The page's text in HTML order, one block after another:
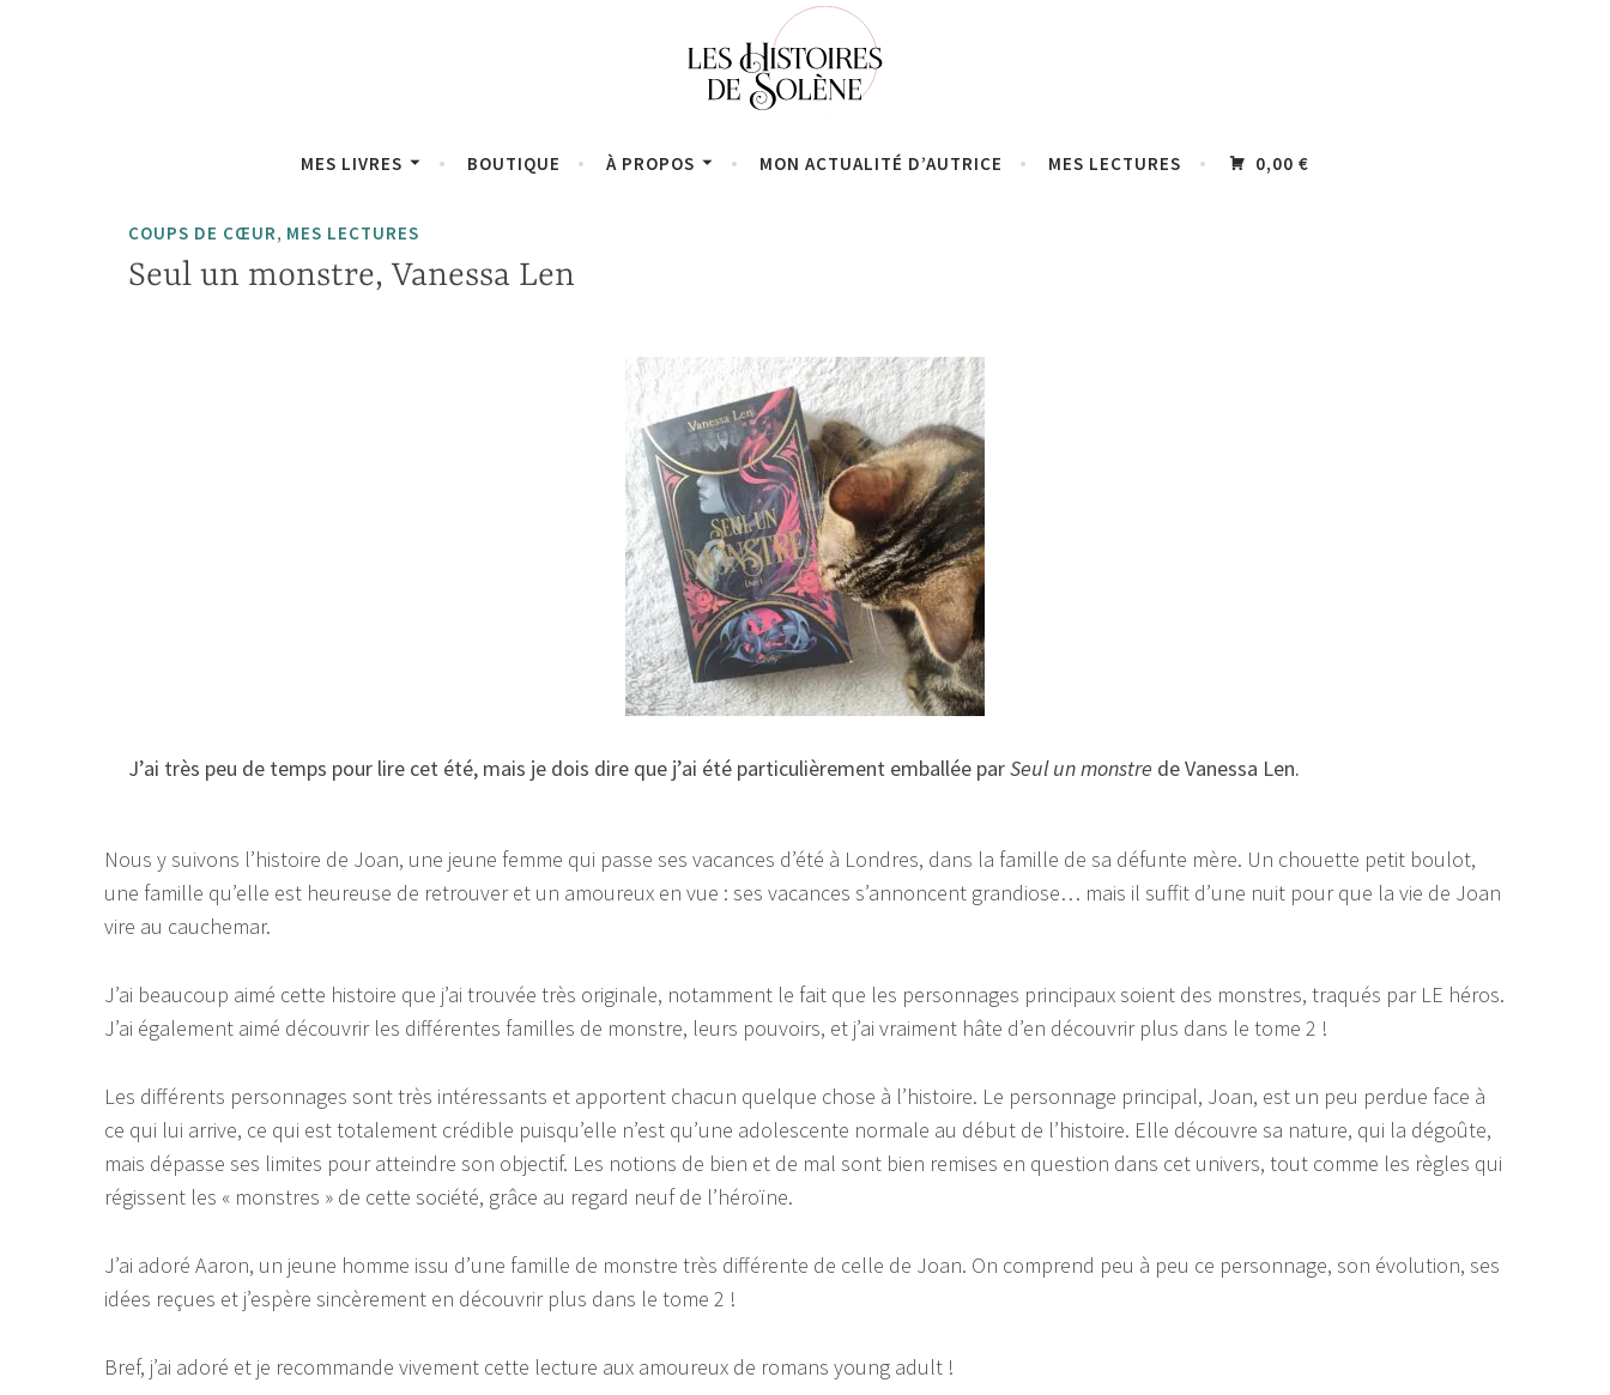
MES LIVRES BOUTIQUE À PROPOS MON ACTUALITÉ D’AUTRICE MES LECTURES 0,00 €
COUPS DE CŒUR, MES LECTURES
Seul un monstre, Vanessa Len
J’ai très peu de temps pour lire cet été, mais je dois dire que j’ai été particulièrement emballée parSeul un monstre de Vanessa Len.
Nous y suivons l’histoire de Joan, une jeune femme qui passe ses vacances d’été à Londres, dans la famille de sa défunte mère. Un chouette petit boulot,
une famille qu’elle est heureuse de retrouver et un amoureux en vue : ses vacances s’annoncent grandiose… mais il suffit d’une nuit pour que la vie de Joan
vire au cauchemar.
J’ai beaucoup aimé cette histoire que j’ai trouvée très originale, notamment le fait que les personnages principaux soient des monstres, traqués par LE héros.
J’ai également aimé découvrir les différentes familles de monstre, leurs pouvoirs, et j’ai vraiment hâte d’en découvrir plus dans le tome 2 !
Les différents personnages sont très intéressants et apportent chacun quelque chose à l’histoire. Le personnage principal, Joan, est un peu perdue face à
ce qui lui arrive, ce qui est totalement crédible puisqu’elle n’est qu’une adolescente normale au début de l’histoire. Elle découvre sa nature, qui la dégoûte,
mais dépasse ses limites pour atteindre son objectif. Les notions de bien et de mal sont bien remises en question dans cet univers, tout comme les règles qui
régissent les « monstres » de cette société, grâce au regard neuf de l’héroïne.
J’ai adoré Aaron, un jeune homme issu d’une famille de monstre très différente de celle de Joan. On comprend peu à peu ce personnage, son évolution, ses
idées reçues et j’espère sincèrement en découvrir plus dans le tome 2 !
Bref, j’ai adoré et je recommande vivement cette lecture aux amoureux de romans young adult !